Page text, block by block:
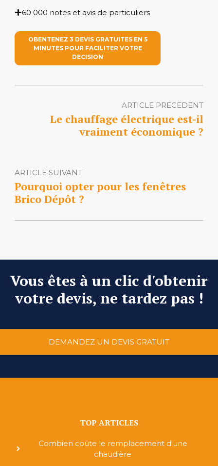
60 000 notes et avis de particuliers
OBENTENEZ 3 DEVIS GRATUITES EN 5
MINUTES POUR FACILITER VOTRE
DECISION
ARTICLE PRECEDENT
Le chauffage électrique est-il
vraiment économique ?
ARTICLE SUIVANT
Pourquoi opter pour les fenêtres
Brico Dépôt ?
Vous êtes à un clic d'obtenir
votre devis, ne tardez pas !
DEMANDEZ UN DEVIS GRATUIT
TOP ARTICLES
Combien coûte le remplacement d'une
chaudière